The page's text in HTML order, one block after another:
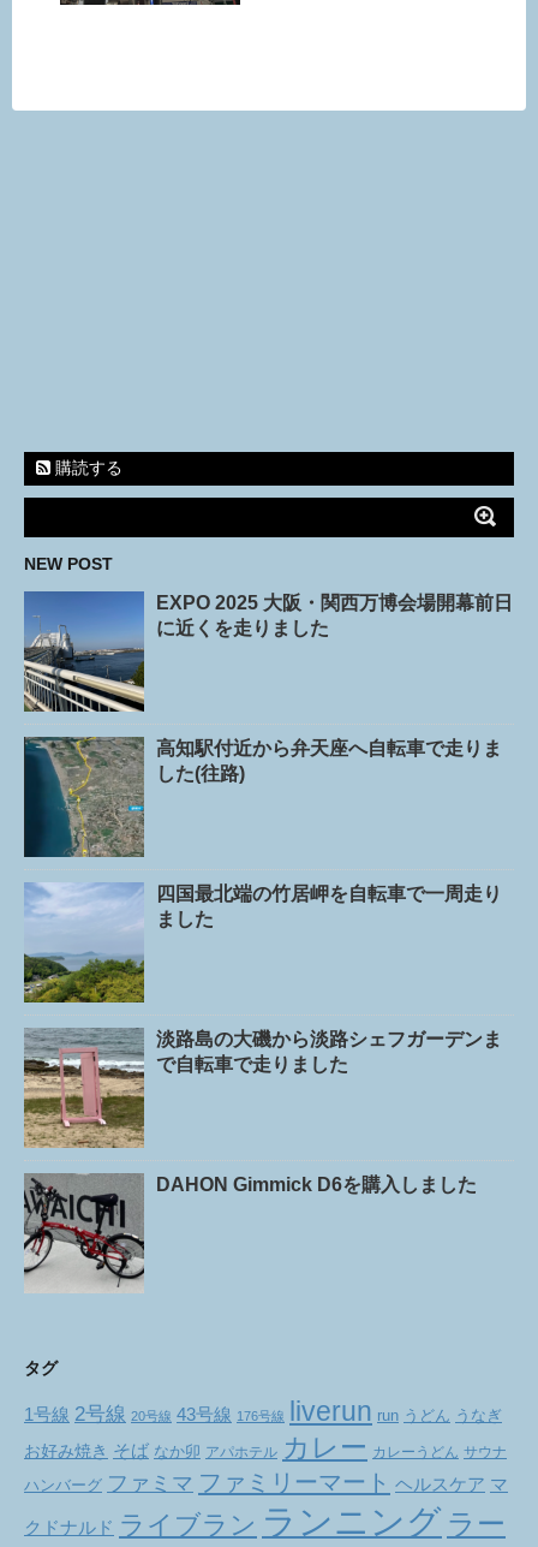
購読する
NEW POST
EXPO 2025 大阪・関西万博会場開幕前日
に近くを走りました
高知駅付近から弁天座へ自転車で走りま
した(往路)
四国最北端の竹居岬を自転車で一周走り
ました
淡路島の大磯から淡路シェフガーデンま
で自転車で走りました
DAHON Gimmick D6を購入しました
タグ
1号線 2号線 20号線 43号線 176号線 liverun run うどん うなぎ
お好み焼き そば なか卯 アパホテル カレー カレーうどん サウナ
ハンバーグ ファミマ ファミリーマート ヘルスケア マ
クドナルド ライブラン ランニング ラー